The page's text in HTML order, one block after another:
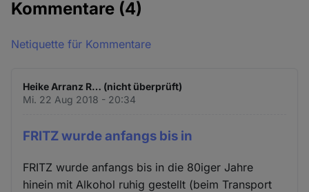
Kommentare (4)
Netiquette für Kommentare
Heike Arranz R… (nicht überprüft)
Mi. 22 Aug 2018 - 20:34
FRITZ wurde anfangs bis in
FRITZ wurde anfangs bis in die 80iger Jahre
hinein mit Alkohol ruhig gestellt (beim Transport